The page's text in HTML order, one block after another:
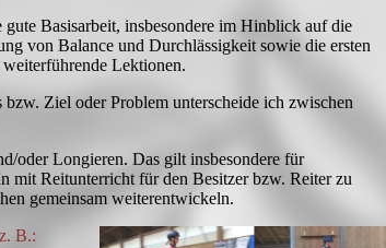
Basisarbeit, insbesondere im Hinblick auf die
von Balance und Durchlässigkeit sowie die ersten
Lektionen.
Ziel oder Problem unterscheide ich zwischen
oder Longieren. Das gilt insbesondere für
mit Reitunterricht für den Besitzer bzw. Reiter zu
gemeinsam weiterentwickeln.
B.: